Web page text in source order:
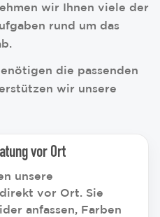
wir Ihnen viele der
rund um das
die passenden
wir unsere
vor Ort
unsere
vor Ort. Sie
anfassen, Farben